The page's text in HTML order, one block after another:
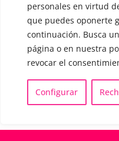
personales en virtud
que puedes oponerte
continuación. Busca
página o en nuestra
revocar el
Configurar
CONTACTO Y
✅Pide tu CITA
WhatsApp :+34 625
Email :